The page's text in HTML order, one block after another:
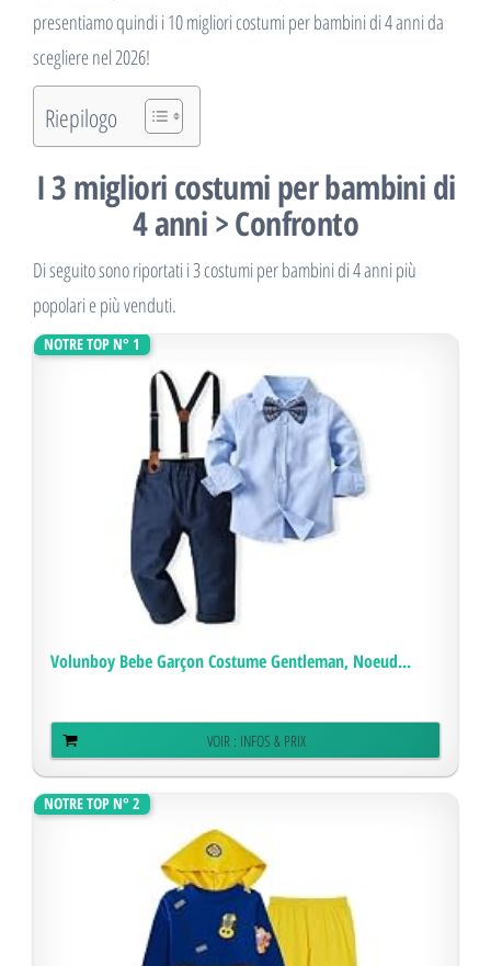
presentiamo quindi i 10 migliori costumi per bambini di 4 anni da
scegliere nel 2026!
Riepilogo
I 3 migliori costumi per bambini di
4 anni > Confronto
Di seguito sono riportati i 3 costumi per bambini di 4 anni più
popolari e più venduti.
NOTRE TOP N° 1
Volunboy Bebe Garçon Costume Gentleman, Noeud...
VOIR : INFOS & PRIX
NOTRE TOP N° 2